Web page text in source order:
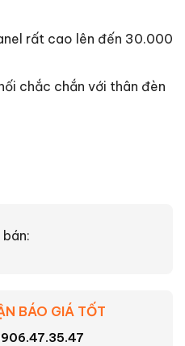
rất cao lên đến 30.000
chắc chắn với thân đèn
bán:
BÁO GIÁ TỐT